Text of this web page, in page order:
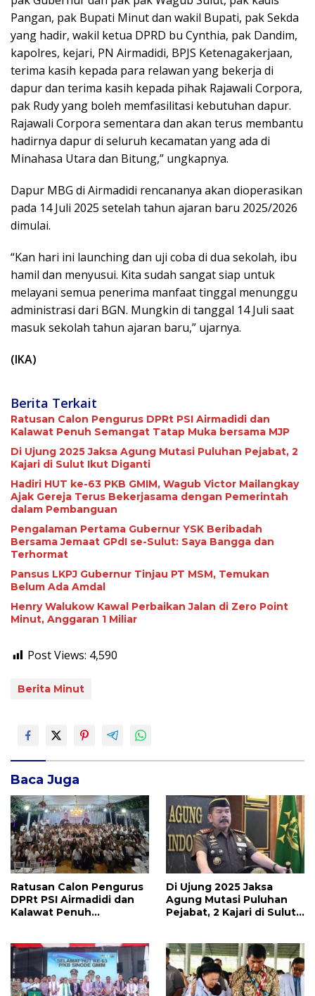
Pangan, pak Bupati Minut dan wakil Bupati, pak Sekda
yang hadir, wakil ketua DPRD bu Cynthia, pak Dandim,
kapolres, kejari, PN Airmadidi, BPJS Ketenagakerjaan,
terima kasih kepada para relawan yang bekerja di
dapur dan terima kasih kepada pihak Rajawali Corpora,
pak Rudy yang boleh memfasilitasi kebutuhan dapur.
Rajawali Corpora sementara dan akan terus membantu
hadirnya dapur di seluruh kecamatan yang ada di
Minahasa Utara dan Bitung,” ungkapnya.
Dapur MBG di Airmadidi rencananya akan dioperasikan
pada 14 Juli 2025 setelah tahun ajaran baru 2025/2026
dimulai.
“Kan hari ini launching dan uji coba di dua sekolah, ibu
hamil dan menyusui. Kita sudah sangat siap untuk
melayani semua penerima manfaat tinggal menunggu
administrasi dari BGN. Mungkin di tanggal 14 Juli saat
masuk sekolah tahun ajaran baru,” ujarnya.
(IKA)
Berita Terkait
Ratusan Calon Pengurus DPRt PSI Airmadidi dan
Kalawat Penuh Semangat Tatap Muka bersama MJP
Di Ujung 2025 Jaksa Agung Mutasi Puluhan Pejabat, 2
Kajari di Sulut Ikut Diganti
Hadiri HUT ke-63 PKB GMIM, Wagub Victor Mailangkay
Ajak Gereja Terus Bekerjasama dengan Pemerintah
dalam Pembanguan
Pengalaman Pertama Gubernur YSK Beribadah
Bersama Jemaat GPdI se-Sulut: Saya Bangga dan
Terhormat
Pansus LKPJ Gubernur Tinjau PT MSM, Temukan
Belum Ada Amdal
Henry Walukow Kawal Perbaikan Jalan di Zero Point
Minut, Anggaran 1 Miliar
Post Views: 4,590
Berita Minut
Baca Juga
Ratusan Calon Pengurus
DPRt PSI Airmadidi dan
Kalawat Penuh
Di Ujung 2025 Jaksa
Agung Mutasi Puluhan
Pejabat, 2 Kajari di Sulut